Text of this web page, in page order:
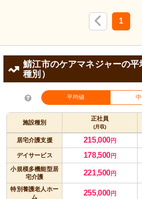
1
鯖江市のケアマネジャーの
種別）
平均値
施設種別
正社員
(月収)
居宅介護支援 215,000円
デイサービス 178,500円
小規模多機能型居
宅介護
221,500円
特別養護老人ホー
ム
255,000円